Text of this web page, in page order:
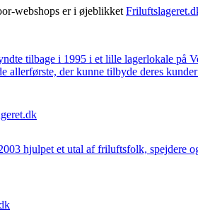
webshops er i øjeblikket
tilbage i 1995 i et lille lagerlokale på
allerførste, der kunne tilbyde deres
hjulpet et utal af friluftsfolk, spejdere